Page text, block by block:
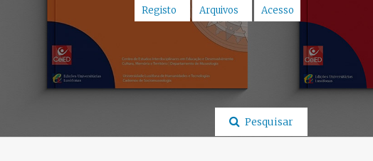
Pesquisar
Registo Arquivos Acesso